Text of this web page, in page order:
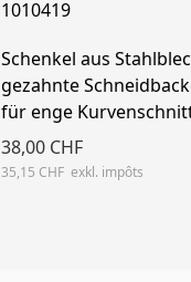
1010419
Schenkel aus
gezahnte
für enge
38,00 CHF
35,15 CHF